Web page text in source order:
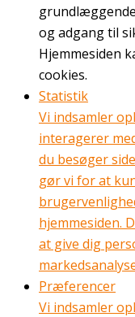
og adgang til
Hjemmesiden
cookies.
Statistik
Vi indsamler
interagerer
du besøger
gør vi for at
hjemmesiden.
at give dig
Præferencer
Vi indsamler